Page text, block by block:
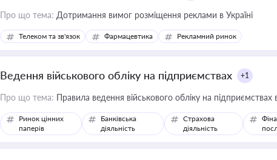
Про що тема: Дотримання вимог розміщення реклами в Україні
Телеком та зв'язок Фармацевтика Рекламний ринок
Ведення військового обліку на підприємствах +1
Про що тема: Правила ведення військового обліку на
Ринок цінних
паперів
Банківська
діяльність
Страхова
діяльність